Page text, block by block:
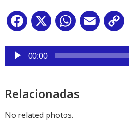
Facebook
X WhatsApp
Email
Reproductor
audio
00:00
Relacionadas
No related photos.